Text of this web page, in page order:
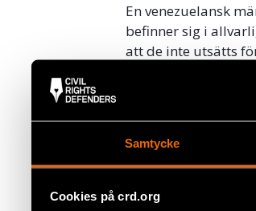
Samtycke
Cookies på crd.org
En venezuelansk
befinner sig i
att de inte utsätts
snart som möjligt.”
rättigheter. Vi